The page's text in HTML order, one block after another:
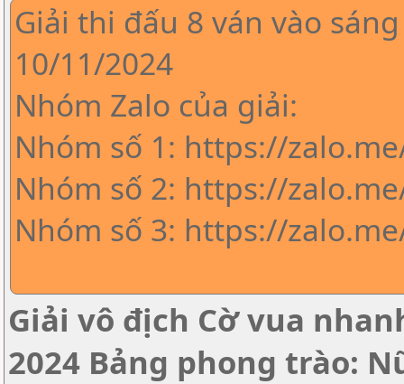
Giải thi đấu 8 ván vào
10/11/2024
Nhóm Zalo của giải:
Nhóm số 1: https://
Nhóm số 2: https://
Nhóm số 3: https://
Giải vô địch Cờ vua
2024 Bảng phong trào: